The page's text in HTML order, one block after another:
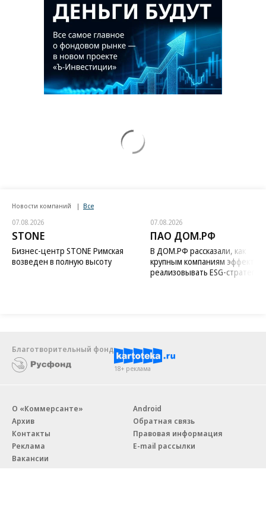
Новости компаний Все
07.08.2026
STONE
Бизнес-центр STONE Римская
возведен в полную высоту
07.08.2026
ПАО ДОМ.РФ
В ДОМ.РФ рассказали, как
крупным компаниям
реализовывать ESG-стратегию
Благотворительный фонд
18+ реклама
О «Коммерсанте»
Архив
Контакты
Реклама
Вакансии
Android
Обратная связь
Правовая информация
E-mail рассылки